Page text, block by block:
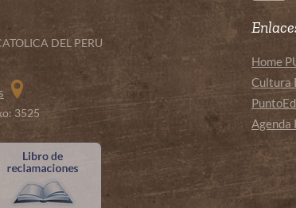
DEL PERU
3525
Home
Cultura
Agenda